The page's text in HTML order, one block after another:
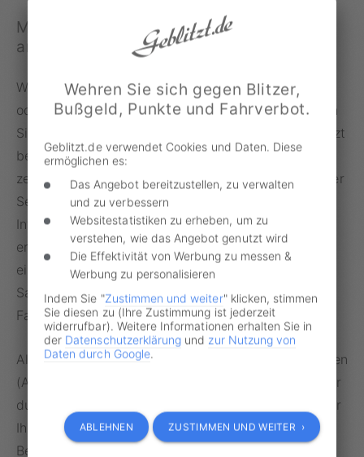
Mit Geblitzt.de Bußgeldvorwürfe
anfechten
Wenn Sie mit dem Pkw oder Fahrrad einen Tempo-
oder
Rotlichtverstoßbegangen haben sollen, können
Sie Ihren
jetzt
bei
Geblitzt.deeinreichen. Zusätzliche Kosten und
zeitaufwendige Treffen mit Anwälten entfallen. Unser
Service - die Bereitstellung einer technischen
Infrastruktur und Prozesskostenfinanzierung -
ermöglicht den Partneranwälten eine schnelle und
einfache Bearbeitung! Im Erfolgsfall vermeiden Sie
Sanktionen wie Bußgelder, Punkte in Flensburg oder
Fahrverbote.
Alle durch die anwaltliche Prüfung anfallenden Kosten
(Anwaltskosten, Verfahrenskosten) werden entweder
durch uns im Rahmen einer Prozessfinanzierung oder
Ihre Rechtsschutzversicherung übernommen.
Bestehen Aussichten auf Einstellung des
Wehren Sie sich gegen Blitzer,
Bußgeld, Punkte und Fahrverbot.
Geblitzt.de verwendet Cookies und Daten. Diese
ermöglichen es:
Das Angebot bereitzustellen, zu verwalten
und zu verbessern
Websitestatistiken zu erheben, um zu
verstehen, wie das Angebot genutzt wird
Die Effektivität von Werbung zu messen &
Werbung zu personalisieren
Indem Sie "Zustimmen und weiter" klicken, stimmen
Sie diesen zu (Ihre Zustimmung ist jederzeit
widerrufbar). Weitere Informationen erhalten Sie in
der Datenschutzerklärung und zur Nutzung von
Daten durch Google.
ABLEHNEN ZUSTIMMEN UND WEITER ›